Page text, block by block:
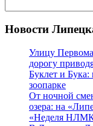
Новости
Улицу
дорогу
Буклет и
зоопарке
От ночной
озера: на
«Неделя